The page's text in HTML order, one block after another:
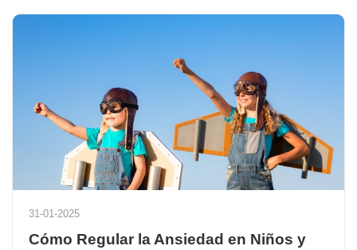
31-01-2025
Cómo Regular la Ansiedad en Niños y